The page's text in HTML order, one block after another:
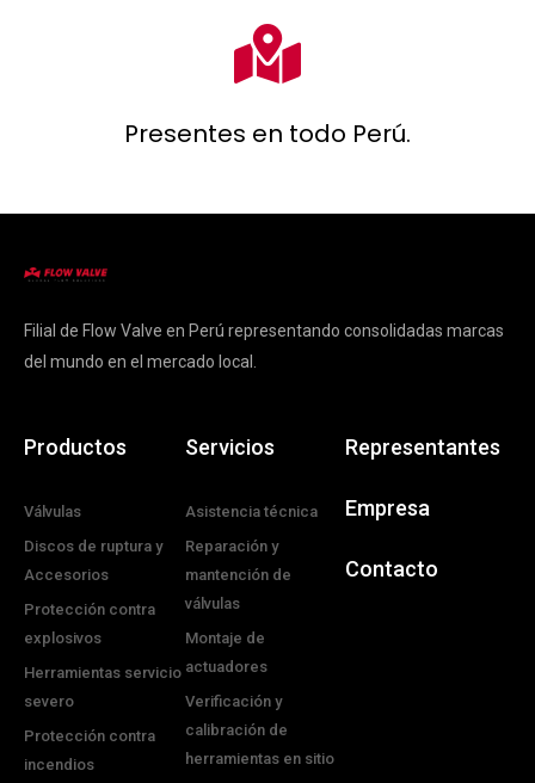
Presentes en todo Perú.
Filial de Flow Valve en Perú representando consolidadas marcas
del mundo en el mercado local.
Productos
Válvulas
Discos de ruptura y
Accesorios
Protección contra
explosivos
Herramientas servicio
severo
Protección contra
incendios
Servicios
Asistencia técnica
Reparación y
mantención de
válvulas
Montaje de
actuadores
Verificación y
calibración de
herramientas en sitio
Representantes
Empresa
Contacto